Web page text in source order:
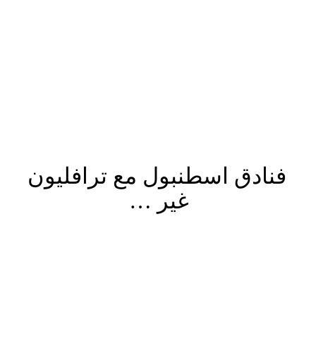
فنادق اسطنبول مع ترافليون
غير …